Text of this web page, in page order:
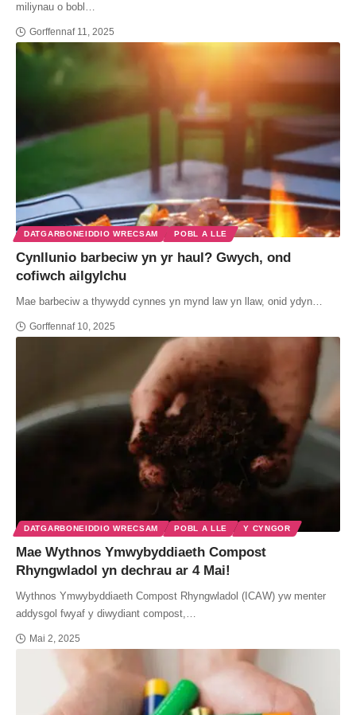
miliynau o bobl…
Gorffennaf 11, 2025
DATGARBONEIDDIO WRECSAM POBL A LLE
Cynllunio barbeciw yn yr haul? Gwych, ond
cofiwch ailgylchu
Mae barbeciw a thywydd cynnes yn mynd law yn llaw, onid ydyn…
Gorffennaf 10, 2025
DATGARBONEIDDIO WRECSAM POBL A LLE Y CYNGOR
Mae Wythnos Ymwybyddiaeth Compost
Rhyngwladol yn dechrau ar 4 Mai!
Wythnos Ymwybyddiaeth Compost Rhyngwladol (ICAW) yw menter
addysgol fwyaf y diwydiant compost,…
Mai 2, 2025